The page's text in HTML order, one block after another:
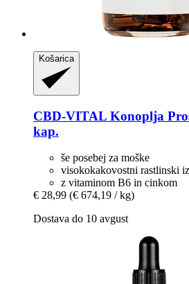
Košarica
CBD-VITAL Konoplja
kap.
še posebej za moške
visokokakovostni rastlinski
z vitaminom B6 in cinkom
€ 28,99 (€ 674,19 / kg)
Dostava do 10 avgust